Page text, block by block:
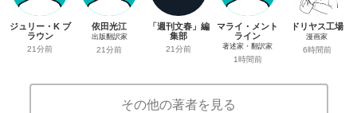
ジュリー・K ブ
ラウン
21分前
依田光江
出版翻訳家
21分前
「週刊文春」編
集部
21分前
マライ・メント
ライン
著述家・翻訳家
1時間前
ドリヤス工場
漫画家
6時間前
その他の著者を見る